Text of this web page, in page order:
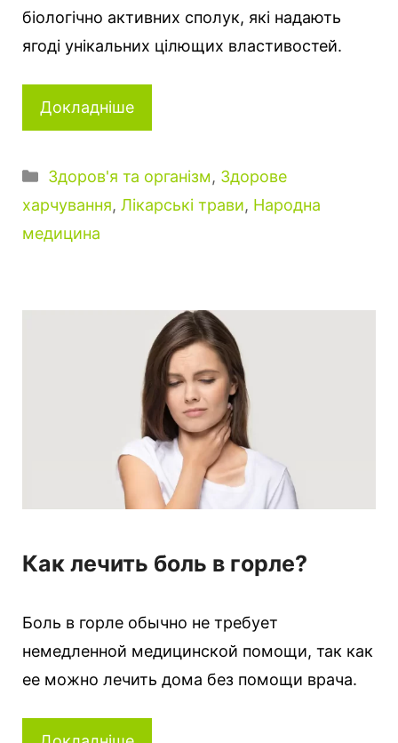
біологічно активних сполук, які надають
ягоді унікальних цілющих властивостей.
Докладніше
Категорії
Здоров'я та організм, Здорове
харчування, Лікарські трави, Народна
медицина
Как лечить боль в горле?
Боль в горле обычно не требует
немедленной медицинской помощи, так как
ее можно лечить дома без помощи врача.